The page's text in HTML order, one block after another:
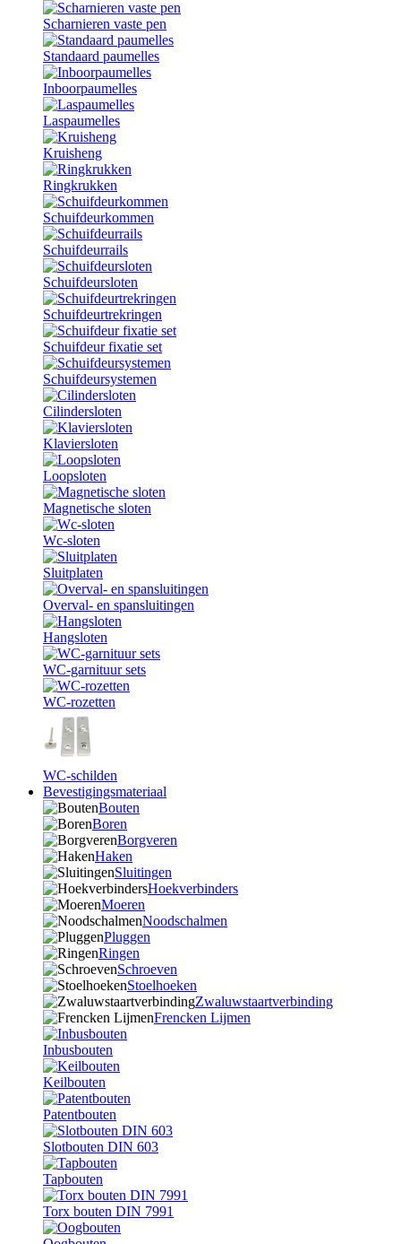
Scharnieren vaste pen
Standaard paumelles
Inboorpaumelles
Laspaumelles
Kruisheng
Ringkrukken
Schuifdeurkommen
Schuifdeurrails
Schuifdeursloten
Schuifdeurtrekringen
Schuifdeur fixatie set
Schuifdeursystemen
Cilindersloten
Klaviersloten
Loopsloten
Magnetische sloten
Wc-sloten
Sluitplaten
Overval- en spansluitingen
Hangsloten
WC-garnituur sets
WC-rozetten
WC-schilden
Bevestigingsmateriaal
Bouten
Boren
Borgveren
Haken
Sluitingen
Hoekverbinders
Moeren
Noodschalmen
Pluggen
Ringen
Schroeven
Stoelhoeken
Zwaluwstaartverbinding
Frencken Lijmen
Inbusbouten
Keilbouten
Patentbouten
Slotbouten DIN 603
Tapbouten
Torx bouten DIN 7991